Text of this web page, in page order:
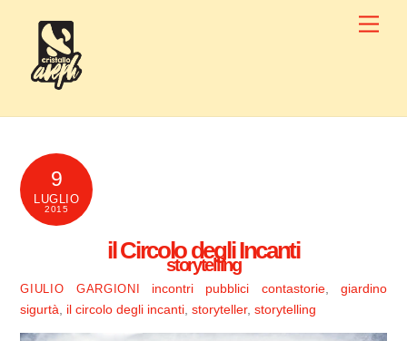
content
9
LUGLIO
2015
il Circolo degli Incanti
storytelling
GIULIO GARGIONI incontri pubblici contastorie, giardino
sigurtà
il circolo degli incanti ,storyteller,storytelling